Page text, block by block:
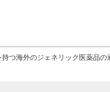
つ海外のジェネリック医薬品